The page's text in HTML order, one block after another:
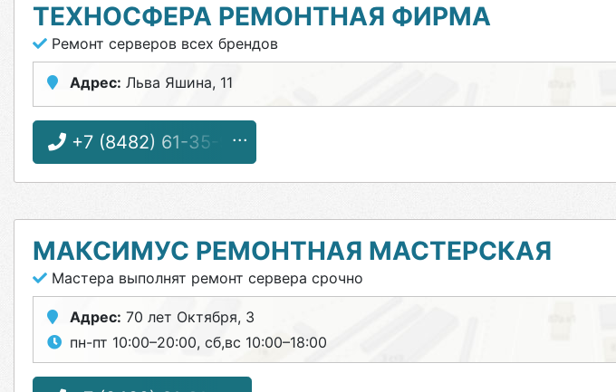
ТЕХНОСФЕРА РЕМОНТНАЯ ФИРМА
Ремонт серверов всех брендов
Адрес: Льва Яшина, 11
+7 (8482) 61-35-99
МАКСИМУС РЕМОНТНАЯ МАСТЕРСКАЯ
Мастера выполнят ремонт сервера срочно
Адрес: 70 лет Октября, 3
пн-пт 10:00–20:00, сб,вс 10:00–18:00